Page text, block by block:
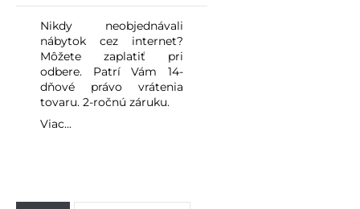
Nikdy neobjednávali
nábytok cez internet?
Môžete zaplatiť pri
odbere. Patrí Vám 14-
dňové právo vrátenia
tovaru. 2-ročnú záruku.
Viac...